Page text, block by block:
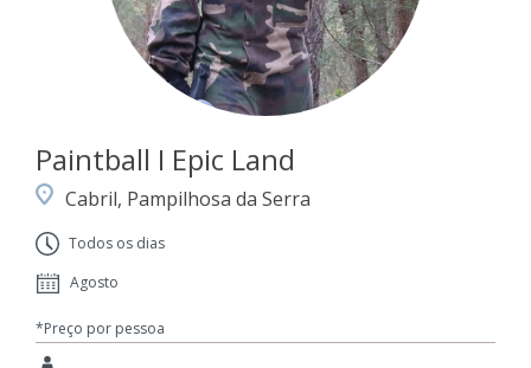
Paintball I Epic Land
Cabril, Pampilhosa da Serra
Todos os dias
Agosto
*Preço por pessoa